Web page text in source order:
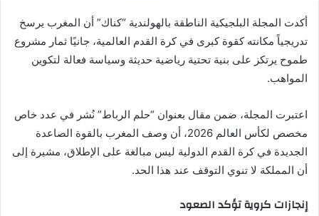
و
ن
أكدت المجلة البلجيكية الناطقة بالهولندية “كناك” أن المغرب يرسخ
تدريجياً مكانته كقوة كبرى في كرة القدم العالمية، جانيًا ثمار مشروع
طموح يرتكز على بنية تحتية رياضية حديثة وسياسة فعالة لتكوين
المواهب.
اعتبرت المجلة، ضمن مقال بعنوان “حلم الرباط” نُشر في عدد خاص
مخصص لكأس العالم 2026، أن وصف المغرب بالقوة الصاعدة
الجديدة في كرة القدم الدولية ليس مبالغة على الإطلاق، مشيرة إلى
أن المملكة لا تنوي التوقف عند هذا الحد.
إنجازات كروية تؤكد الصعود